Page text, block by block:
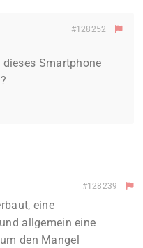
#128252
Smartphone
#128239
eine
allgemein eine
den Mangel